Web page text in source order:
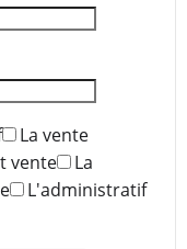
La vente
vente
La
L'administratif